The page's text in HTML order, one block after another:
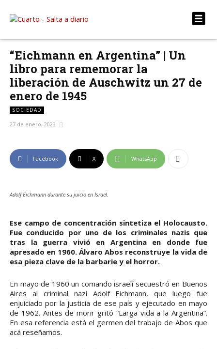
“Eichmann en Argentina” | Un
libro para rememorar la
liberación de Auschwitz un 27 de
enero de 1945
SOCIEDAD
27 de enero, 2023
Facebook X WhatsApp
Adolf Eichmann durante su juicio en Israel.
Ese campo de concentración sintetiza el Holocausto.
Fue conducido por uno de los criminales nazis que
tras la guerra vivió en Argentina en donde fue
apresado en 1960. Álvaro Abos reconstruye la vida de
esa pieza clave de la barbarie y el horror.
En mayo de 1960 un comando israelí secuestró en Buenos
Aires al criminal nazi Adolf Eichmann, que luego fue
enjuiciado por la justicia de ese país y ejecutado en mayo
de 1962. Antes de morir gritó “Larga vida a la Argentina”.
En esa referencia está el germen del trabajo de Abos que
acá reseñamos.